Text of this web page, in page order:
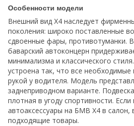
Особенности модели
Внешний вид Х4 наследует
поколения: широко поставленные
сдвоенные фары, противотуманки.
баварский автоконцерн
минимализма и классического
устроена так, что все
рукой у водителя. Модель
заднеприводном варианте.
плотная в угоду спортивности.
автоаксессуары на БМВ Х4 в салон,
подходящие товары.